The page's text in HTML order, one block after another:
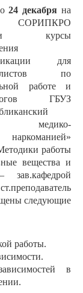
24 декабря на
СОРИПКРО
курсы
для
по
работе и
ГБУЗ
медико-
работы
вещества и
зав.кафедрой
следующие
работы.
в